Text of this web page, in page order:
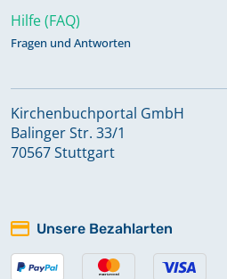
Hilfe (FAQ)
Fragen und Antworten
Kirchenbuchportal GmbH
Balinger Str. 33/1
70567 Stuttgart
Unsere Bezahlarten